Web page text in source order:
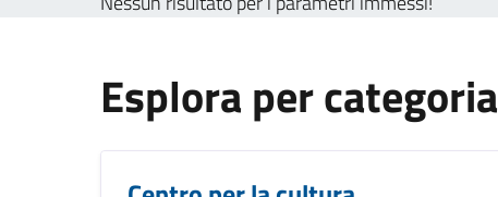
Esplora per categoria